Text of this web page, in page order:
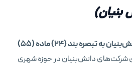
افزودن دفاتر شرکت‌های دانش‌بنیان به تبصره بند (۲۴) ماده (۵۵)
شرکت‌های دانش‌بنیان در حوزه شهری